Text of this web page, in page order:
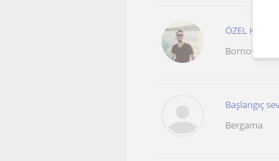
ÖZEL
Bornova
Başlangıç
Bergama